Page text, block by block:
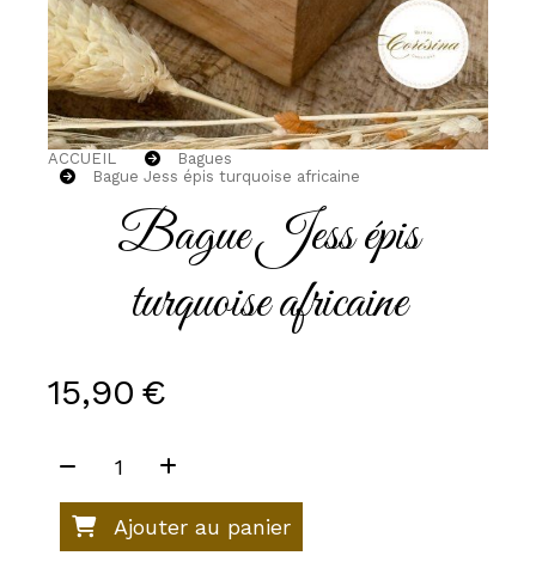
ACCUEIL
Bagues
Bague Jess épis turquoise africaine
Bague Jess épis
turquoise africaine
15,90 €
Ajouter au panier